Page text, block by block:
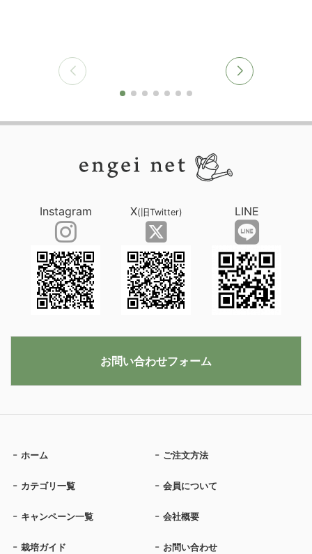
ホーム ご注文方法
カテゴリ一覧 会員について
キャンペーン一覧 会社概要
栽培ガイド お問い合わせ
Instagram X(旧Twitter) LINE
お問い合わせフォーム